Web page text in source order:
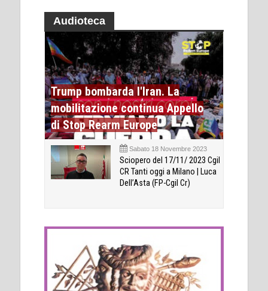
Audioteca
Trump bombarda l'Iran. La
mobilitazione continua Appello
di Stop Rearm Europe
Sabato 18 Novembre 2023
Sciopero del 17/11/ 2023 Cgil
CR Tanti oggi a Milano | Luca
Dell’Asta (FP-Cgil Cr)